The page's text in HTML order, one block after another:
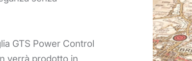
GTS Power Control
verrà prodotto in